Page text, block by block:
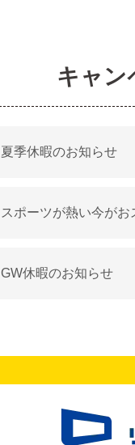
キャン
夏季休暇のお知らせ
スポーツが熱い今が
GW休暇のお知らせ